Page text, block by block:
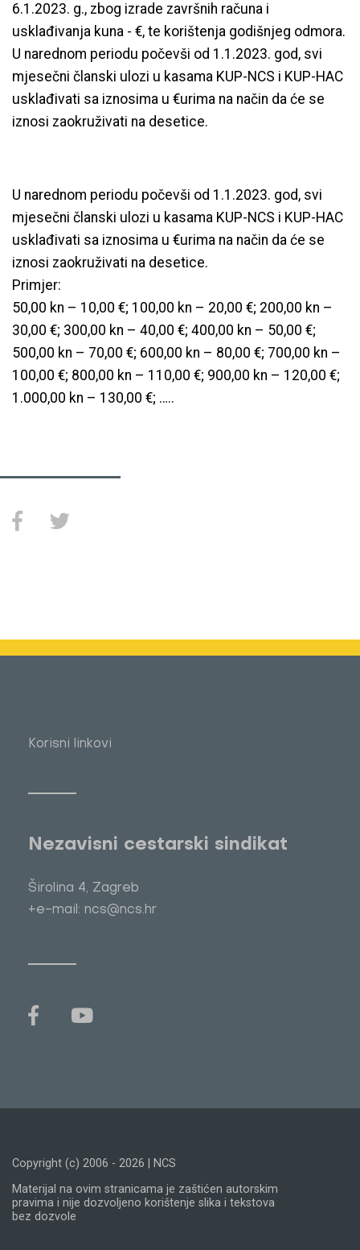
6.1.2023. g., zbog izrade završnih računa i
usklađivanja kuna - €, te korištenja godišnjeg odmora.
U narednom periodu počevši od 1.1.2023. god, svi
mjesečni članski ulozi u kasama KUP-NCS i KUP-HAC
usklađivati sa iznosima u €urima na način da će se
iznosi zaokruživati na desetice.
U narednom periodu počevši od 1.1.2023. god, svi
mjesečni članski ulozi u kasama KUP-NCS i KUP-HAC
usklađivati sa iznosima u €urima na način da će se
iznosi zaokruživati na desetice.
Primjer:
50,00 kn – 10,00 €; 100,00 kn – 20,00 €; 200,00 kn –
30,00 €; 300,00 kn – 40,00 €; 400,00 kn – 50,00 €;
500,00 kn – 70,00 €; 600,00 kn – 80,00 €; 700,00 kn –
100,00 €; 800,00 kn – 110,00 €; 900,00 kn – 120,00 €;
1.000,00 kn – 130,00 €; …..
Korisni linkovi
Nezavisni cestarski sindikat
Širolina 4, Zagreb
+e-mail: ncs@ncs.hr
Copyright (c) 2006 - 2026 | NCS
Materijal na ovim stranicama je zaštićen autorskim
pravima i nije dozvoljeno korištenje slika i tekstova
bez dozvole